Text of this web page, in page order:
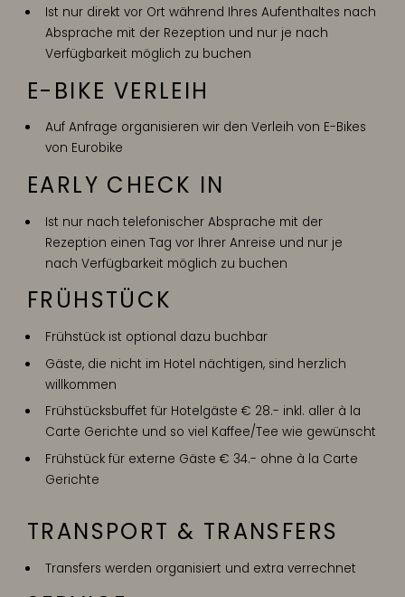
Ist nur direkt vor Ort während Ihres Aufenthaltes nach
Absprache mit der Rezeption und nur je nach
Verfügbarkeit möglich zu buchen
E-BIKE VERLEIH
Auf Anfrage organisieren wir den Verleih von E-Bikes
von Eurobike
EARLY CHECK IN
Ist nur nach telefonischer Absprache mit der
Rezeption einen Tag vor Ihrer Anreise und nur je
nach Verfügbarkeit möglich zu buchen
FRÜHSTÜCK
Frühstück ist optional dazu buchbar
Gäste, die nicht im Hotel nächtigen, sind herzlich
willkommen
Frühstücksbuffet für Hotelgäste € 28.- inkl. aller à la
Carte Gerichte und so viel Kaffee/Tee wie gewünscht
Frühstück für externe Gäste € 34.- ohne à la Carte
Gerichte
TRANSPORT & TRANSFERS
Transfers werden organisiert und extra verrechnet